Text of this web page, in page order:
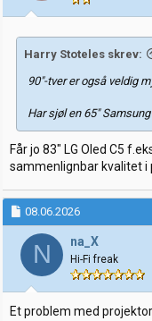
Harry Stoteles skrev:
90"-tver er også veldig
Har sjøl en 65"
Får jo 83" LG Oled C5
sammenlignbar kvalitet i
08.06.2026
N na_X
Hi-Fi freak
Et problem med